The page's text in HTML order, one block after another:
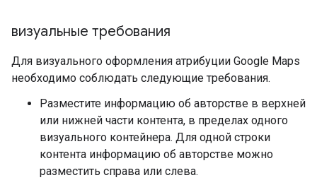
визуальные требования
Для визуального оформления атрибуции Google Maps
необходимо соблюдать следующие требования.
Разместите информацию об авторстве в верхней
или нижней части контента, в пределах одного
визуального контейнера. Для одной строки
контента информацию об авторстве можно
разместить справа или слева.